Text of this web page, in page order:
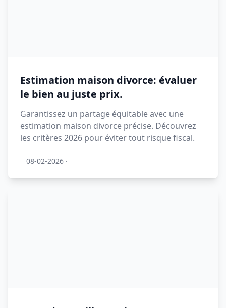
Estimation maison divorce: évaluer
le bien au juste prix.
Garantissez un partage équitable avec une
estimation maison divorce précise. Découvrez
les critères 2026 pour éviter tout risque fiscal.
08-02-2026 ·